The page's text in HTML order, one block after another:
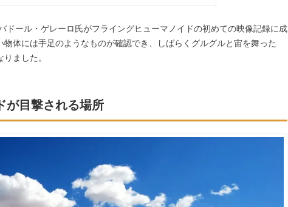
ドール・ゲレーロ氏がフライングヒューマノイドの初めての映像記録に成
体には手足のようなものが確認でき、しばらくグルグルと宙を舞った
ました。
が目撃される場所